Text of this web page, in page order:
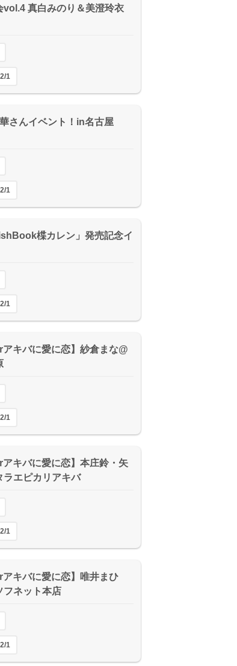
vol.4 真白みのり＆美澄玲衣
1
さんイベント！in名古屋
1
楪カレン」発売記念イ
1
キバに愛に恋】紗倉まな@
1
キバに愛に恋】本庄鈴・矢
ラエピカリアキバ
1
キバに愛に恋】唯井まひ
フネット本店
1